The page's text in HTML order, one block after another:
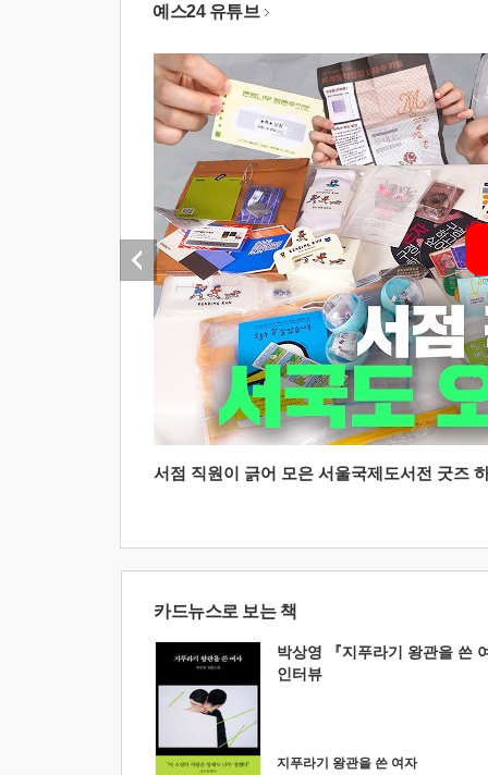
예스24 유튜브
서점 직원이 긁어 모은 서울국제도서전 굿즈
카드뉴스로 보는 책
박상영 『지푸라기 왕관을 쓴
인터뷰
지푸라기 왕관을 쓴 여자